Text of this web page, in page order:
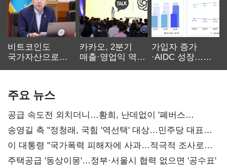
비트코인도
국가자산으로…'
카카오, 2분기
매출·영업익 역대
가입자 증가
·AIDC 성장…
주요 뉴스
공급 속도전 외치더니…황희, 난데없이 '폐버스
리모델링' 제안
송영길 측 "정청래, 국힘 '역선택' 대상…민주당 대표로
총선 지휘 못해"
이 대통령 "국가폭력 피해자에 사과…적극적 조사로
진실 밝혀야"
주택공급 '동상이몽'…정부·서울시 협력 없으면 '공수표'